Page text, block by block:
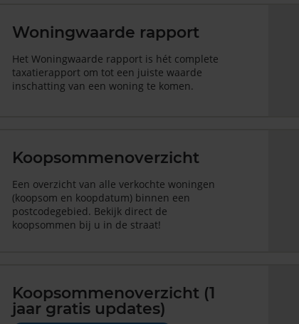
Woningwaarde rapport
Het Woningwaarde rapport is hét complete
taxatierapport om tot een juiste waarde
inschatting van een woning te komen.
Koopsommenoverzicht
Een overzicht van alle verkochte woningen
(koopsom en koopdatum) binnen een
postcodegebied. Bekijk direct de
koopsommen bij u in de straat!
Koopsommenoverzicht (1
jaar gratis updates)